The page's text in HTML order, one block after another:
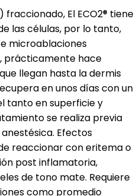
fraccionado, El ECO2® tiene
las células, por lo tanto,
microablaciones
prácticamente hace
llegan hasta la dermis
en unos días con un
tanto en superficie y
se realiza previa
Efectos
reaccionar con eritema o
post inflamatoria,
de tono mate. Requiere
como promedio